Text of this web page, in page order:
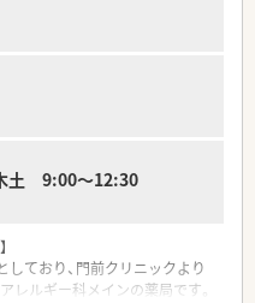
土 9:00～12:30
ており、門前クリニックより
レルギー科メインの薬局です。